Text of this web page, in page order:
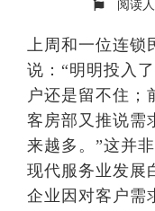
阅读
上周和一位连锁
说：“明明投入
户还是留不住；
客房部又推说需
来越多。”这并
现代服务业发展
企业因对客户需